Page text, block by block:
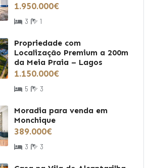
1.950.000€
3 1
Propriedade com
Localização Premium a 200m
da Meia Praia – Lagos
1.150.000€
5 3
Moradia para venda em
Monchique
389.000€
3 3